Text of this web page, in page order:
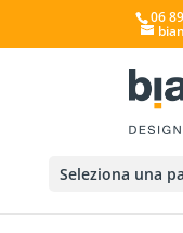
06
Seleziona una